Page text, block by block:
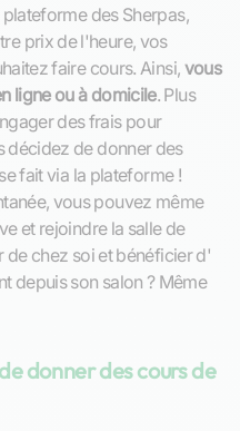
des Sherpas,
prix de l'heure, vos
faire cours. Ainsi, vous
ligne ou à domicile. Plus
des frais pour
décidez de donner des
fait via la plateforme !
vous pouvez même
et rejoindre la salle de
de chez soi et bénéficier d'
depuis son salon ? Même
donner des cours de